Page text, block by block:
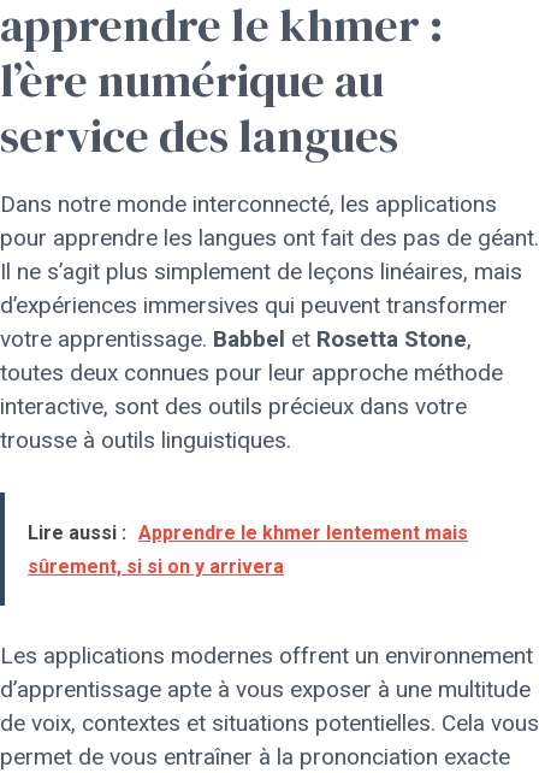
apprendre le khmer :
l’ère numérique au
service des langues
Dans notre monde interconnecté, les applications
pour apprendre les langues ont fait des pas de géant.
Il ne s’agit plus simplement de leçons linéaires, mais
d’expériences immersives qui peuvent transformer
votre apprentissage. Babbel et Rosetta Stone,
toutes deux connues pour leur approche méthode
interactive, sont des outils précieux dans votre
trousse à outils linguistiques.
Lire aussi : Apprendre le khmer lentement mais
sûrement, si si on y arrivera
Les applications modernes offrent un environnement
d’apprentissage apte à vous exposer à une multitude
de voix, contextes et situations potentielles. Cela vous
permet de vous entraîner à la prononciation exacte